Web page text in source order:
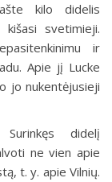
kilo didelis
svetimieji.
ir
Apie jį Lucke
jo nukentėjusieji
Surinkęs didelį
ne vien apie
t. y. apie Vilnių.